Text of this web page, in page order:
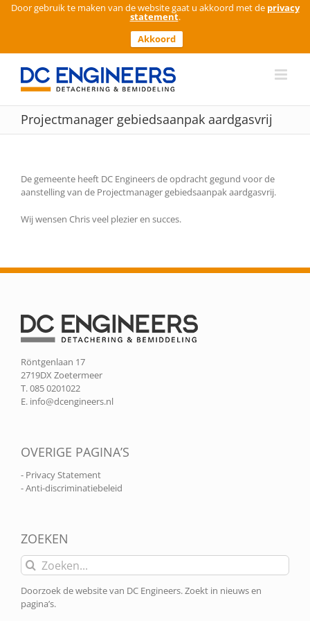
Door gebruik te maken van de website gaat u akkoord met de privacy
statement.
Akkoord
Ga
inhoud
Projectmanager gebiedsaanpak aardgasvrij
De gemeente heeft DC Engineers de opdracht gegund voor de
aanstelling van de Projectmanager gebiedsaanpak aardgasvrij.
Wij wensen Chris veel plezier en succes.
Röntgenlaan 17
2719DX Zoetermeer
T. 085 0201022
E. info@dcengineers.nl
OVERIGE PAGINA’S
- Privacy Statement
- Anti-discriminatiebeleid
ZOEKEN
Zoeken
naar:
Doorzoek de website van DC Engineers. Zoekt in nieuws en
pagina’s.